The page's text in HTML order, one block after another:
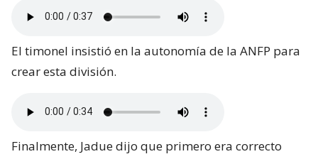
El timonel insistió en la autonomía de la ANFP para
crear esta división.
Finalmente, Jadue dijo que primero era correcto